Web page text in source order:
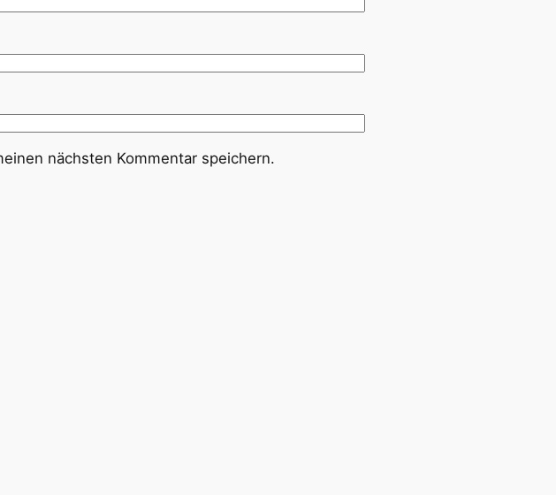
nächsten Kommentar speichern.